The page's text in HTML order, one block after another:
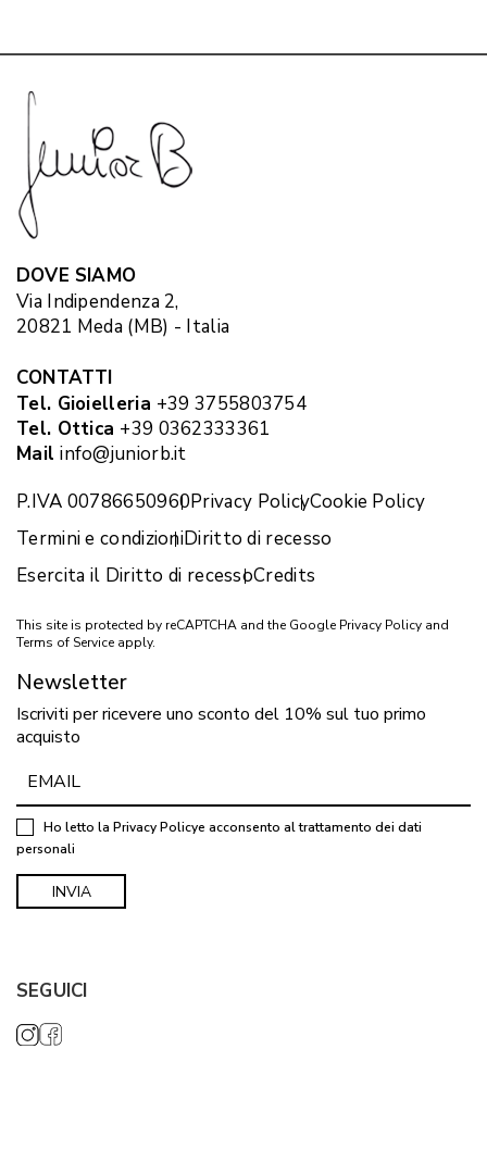
DOVE SIAMO
Via Indipendenza 2,
20821 Meda (MB) - Italia
CONTATTI
Tel. Gioielleria +39 3755803754
Tel. Ottica +39 0362333361
Mail info@juniorb.it
P.IVA 00786650960Privacy PolicyCookie Policy
Termini e condizioniDiritto di recesso
Esercita il Diritto di recessoCredits
This site is protected by reCAPTCHA and the Google Privacy Policy and
Terms of Service apply.
Newsletter
Iscriviti per ricevere uno sconto del 10% sul tuo primo
acquisto
Ho letto la Privacy Policye acconsento al trattamento dei dati
personali
SEGUICI